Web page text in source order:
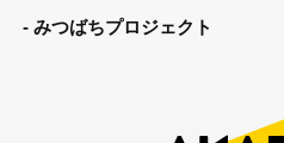
みつばちプロジェクト